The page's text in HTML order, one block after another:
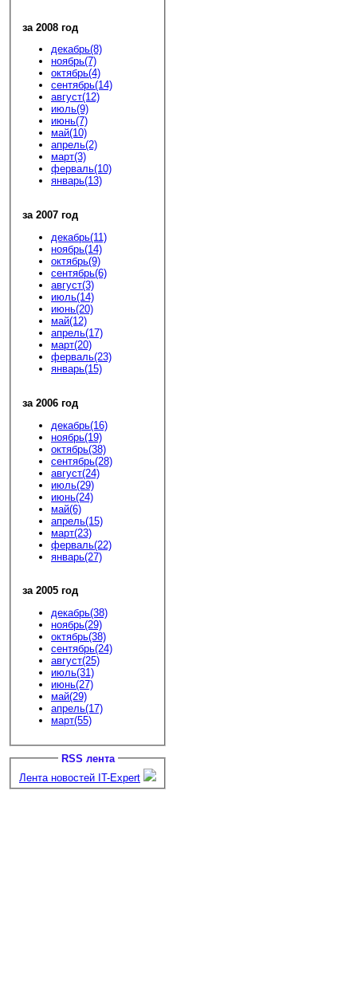
за 2008 год
декабрь(8)
ноябрь(7)
октябрь(4)
сентябрь(14)
август(12)
июль(9)
июнь(7)
май(10)
апрель(2)
март(3)
ферваль(10)
январь(13)
за 2007 год
декабрь(11)
ноябрь(14)
октябрь(9)
сентябрь(6)
август(3)
июль(14)
июнь(20)
май(12)
апрель(17)
март(20)
ферваль(23)
январь(15)
за 2006 год
декабрь(16)
ноябрь(19)
октябрь(38)
сентябрь(28)
август(24)
июль(29)
июнь(24)
май(6)
апрель(15)
март(23)
ферваль(22)
январь(27)
за 2005 год
декабрь(38)
ноябрь(29)
октябрь(38)
сентябрь(24)
август(25)
июль(31)
июнь(27)
май(29)
апрель(17)
март(55)
RSS лента
Лента новостей IT-Expert